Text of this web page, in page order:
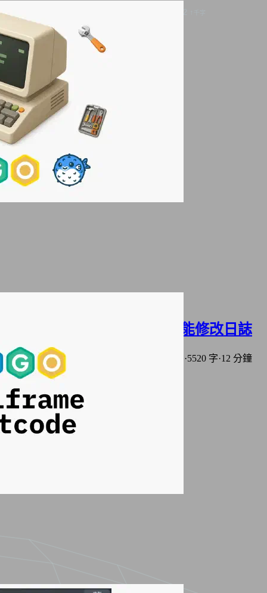
Hugo Partial範本 - 本文屬於一個選集。
相關文章
Hugo Blowfish主題｜外觀功能修改日誌
2025年11月02日 ·5520 字·12 分鐘
分類:網站架設
標籤: